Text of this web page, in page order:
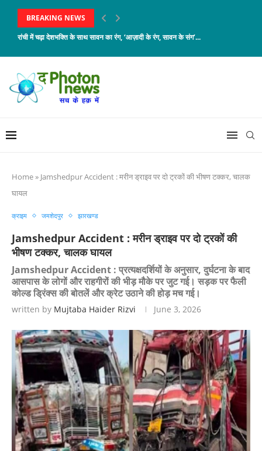
BREAKING NEWS
रांची में चढ़ा देशभक्ति के साथ सावन का रंग, ‘आज़ादी के रंग, सावन के संग’...
Home» Jamshedpur Accident : मरीन ड्राइव पर दो ट्रकों की भीषण टक्कर, चालक
घायल
क्राइम जमशेदपुर झारखण्ड
Jamshedpur Accident : मरीन ड्राइव पर दो ट्रकों की
भीषण टक्कर, चालक घायल
Jamshedpur Accident : प्रत्यक्षदर्शियों के अनुसार, दुर्घटना के बाद
आसपास के लोगों और राहगीरों की भीड़ मौके पर जुट गई। सड़क पर फैली
कोल्ड ड्रिंक्स की बोतलें और क्रेट उठाने की होड़ मच गई।
written by Mujtaba Haider Rizvi June 3, 2026